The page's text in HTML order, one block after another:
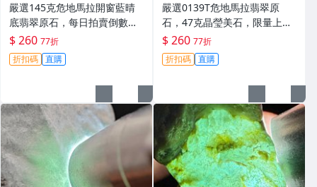
嚴選145克危地馬拉開窗藍晴
底翡翠原石，每日拍賣倒數計
時，即刻競拍。危地馬拉翡翠
擬價 藍色翡翠 晶塊 夜拍截標
十一點
$ 260 77折
折扣碼 直購
嚴選0139T危地馬拉翡翠原
石，47克晶瑩美石，限量上
拍，今夜11點截標！真實成交
等你來。危地馬拉 翡翠原石 拍
賣
$ 260 77折
折扣碼 直購